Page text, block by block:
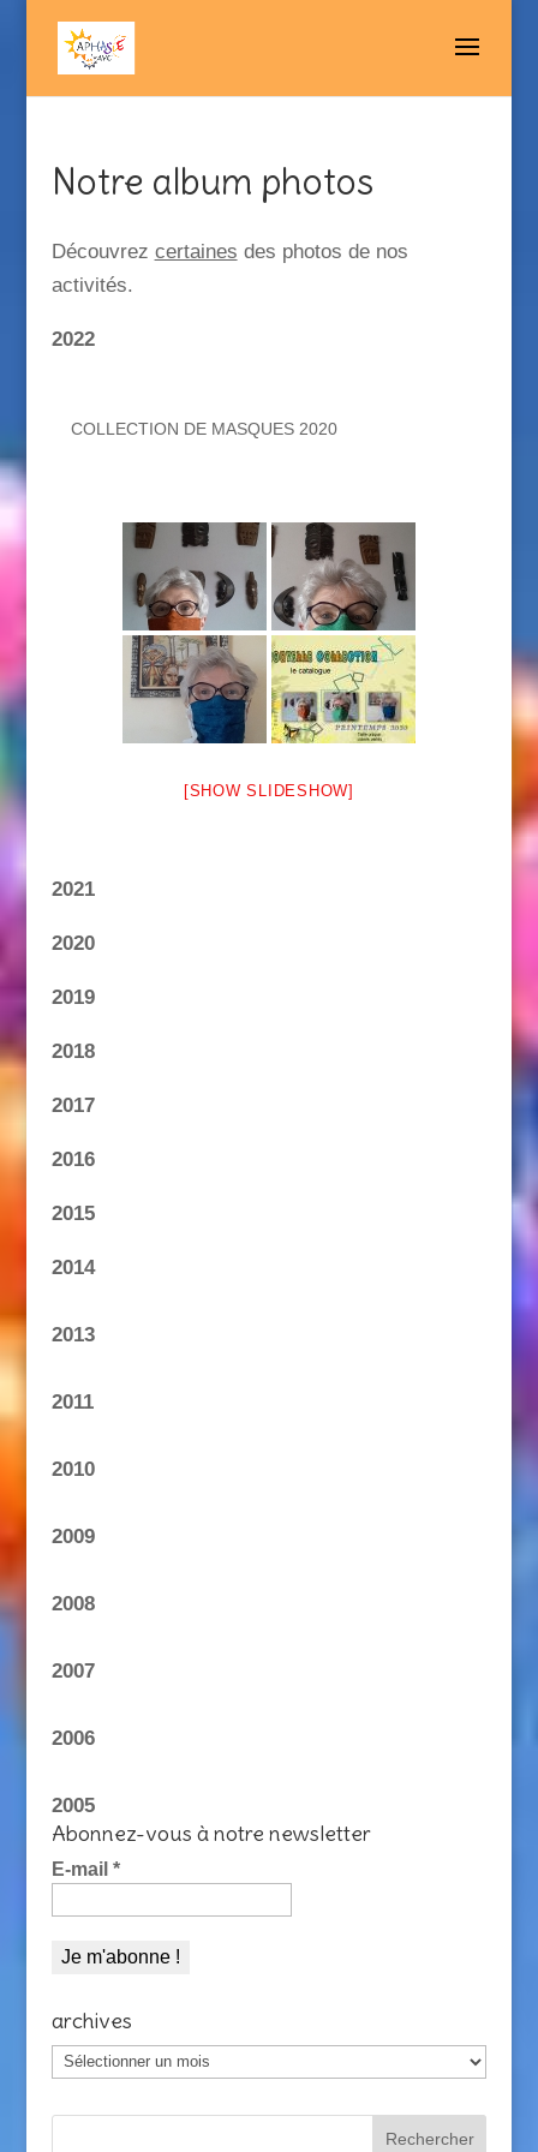
Notre album photos
Découvrez certaines des photos de nos
activités.
2022
COLLECTION DE MASQUES 2020
[SHOW SLIDESHOW]
2021
2020
2019
2018
2017
2016
2015
2014
2013
2011
2010
2009
2008
2007
2006
2005
Abonnez-vous à notre newsletter
E-mail *
archives
archives